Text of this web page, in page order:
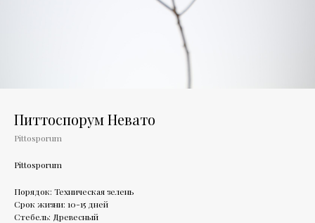
Питтоспорум Невато
Pittosporum
Pittosporum
Порядок: Техническая зелень
Срок жизни: 10-15 дней
Стебель: Древесный